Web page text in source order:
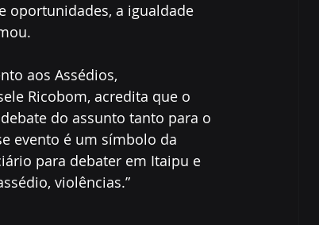
oportunidades, a igualdade
aos Assédios,
Ricobom, acredita que o
do assunto tanto para o
evento é um símbolo da
para debater em Itaipu e
violências.”